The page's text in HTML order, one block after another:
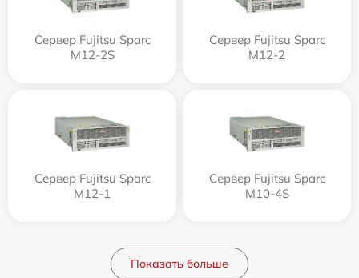
Сервер Fujitsu Sparc
M12-2S
Сервер Fujitsu Sparc
M12-2
Сервер Fujitsu Sparc
M12-1
Сервер Fujitsu Sparc
M10-4S
Показать больше